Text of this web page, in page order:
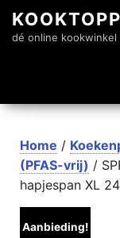
dé online kookwinkel
Home /
(PFAS-vrij) /
hapjespan XL
Aanbieding!